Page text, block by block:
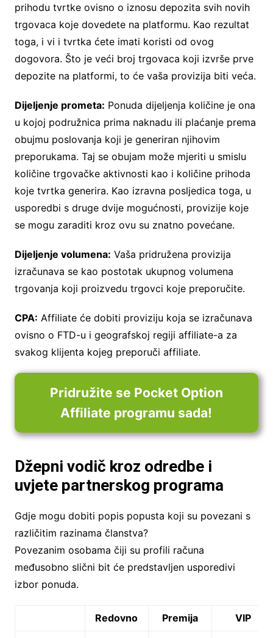
prihodu tvrtke ovisno o iznosu depozita svih novih
trgovaca koje dovedete na platformu. Kao rezultat
toga, i vi i tvrtka ćete imati koristi od ovog
dogovora. Što je veći broj trgovaca koji izvrše prve
depozite na platformi, to će vaša provizija biti veća.
Dijeljenje prometa: Ponuda dijeljenja količine je ona
u kojoj podružnica prima naknadu ili plaćanje prema
obujmu poslovanja koji je generiran njihovim
preporukama. Taj se obujam može mjeriti u smislu
količine trgovačke aktivnosti kao i količine prihoda
koje tvrtka generira. Kao izravna posljedica toga, u
usporedbi s druge dvije mogućnosti, provizije koje
se mogu zaraditi kroz ovu su znatno povećane.
Dijeljenje volumena: Vaša pridružena provizija
izračunava se kao postotak ukupnog volumena
trgovanja koji proizvedu trgovci koje preporučite.
CPA: Affiliate će dobiti proviziju koja se izračunava
ovisno o FTD-u i geografskoj regiji affiliate-a za
svakog klijenta kojeg preporuči affiliate.
Pridružite se Pocket Option
Affiliate programu sada!
Džepni vodič kroz odredbe i
uvjete partnerskog programa
Gdje mogu dobiti popis popusta koji su povezani s
različitim razinama članstva?
Povezanim osobama čiji su profili računa
međusobno slični bit će predstavljen usporedivi
izbor ponuda.
Redovno Premija VIP